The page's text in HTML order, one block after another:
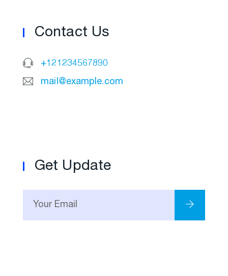
Contact Us
+121234567890
mail@example.com
Get Update